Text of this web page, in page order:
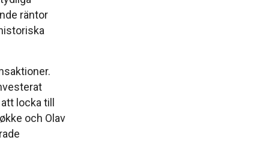
räntor
locka till
och Olav